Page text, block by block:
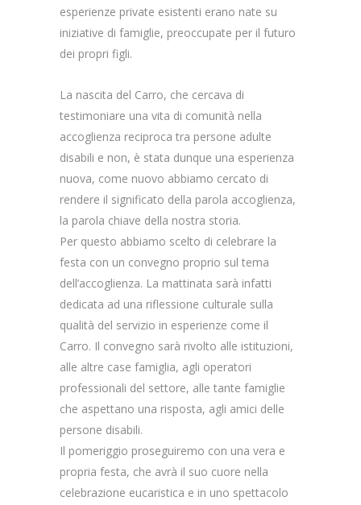
esperienze private esistenti erano nate su
iniziative di famiglie, preoccupate per il futuro
dei propri figli.
La nascita del Carro, che cercava di
testimoniare una vita di comunità nella
accoglienza reciproca tra persone adulte
disabili e non, è stata dunque una esperienza
nuova, come nuovo abbiamo cercato di
rendere il significato della parola accoglienza,
la parola chiave della nostra storia.
Per questo abbiamo scelto di celebrare la
festa con un convegno proprio sul tema
dell’accoglienza. La mattinata sarà infatti
dedicata ad una riflessione culturale sulla
qualità del servizio in esperienze come il
Carro. Il convegno sarà rivolto alle istituzioni,
alle altre case famiglia, agli operatori
professionali del settore, alle tante famiglie
che aspettano una risposta, agli amici delle
persone disabili.
Il pomeriggio proseguiremo con una vera e
propria festa, che avrà il suo cuore nella
celebrazione eucaristica e in uno spettacolo